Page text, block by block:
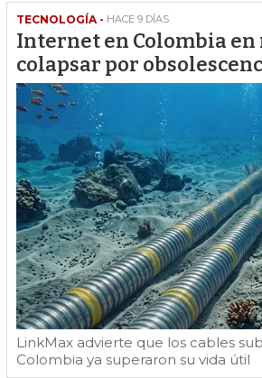
TECNOLOGÍA - HACE 9 DÍAS
Internet en Colombia en
colapsar por
LinkMax advierte que los cables
Colombia ya superaron su vida útil